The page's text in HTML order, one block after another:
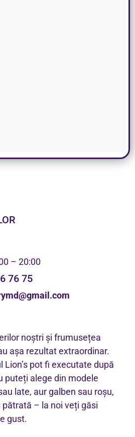
– 20:00
76 75
noștri și frumusețea
așa rezultat extraordinar.
Lion’s pot fi executate după
puteți alege din modele
late, aur galben sau roșu,
– la noi veți găsi
gust.